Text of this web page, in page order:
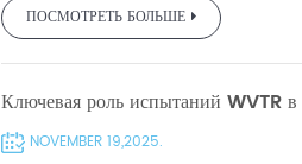
ПОСМОТРЕТЬ БОЛЬШЕ
Ключевая роль испытаний WVTR
NOVEMBER 19,2025.